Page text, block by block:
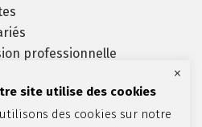
professionnelle
site utilise des cookies
des cookies sur notre
×